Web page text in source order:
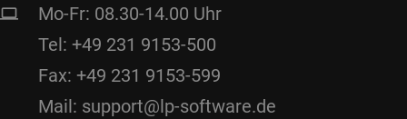
Mo-Fr: 08.30-14.00 Uhr
Tel: +49 231 9153-500
Fax: +49 231 9153-599
Mail: support@lp-software.de